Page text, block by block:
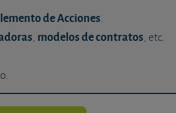
de Acciones.
, modelos de contratos, etc.